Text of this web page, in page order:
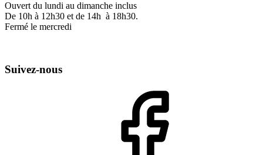
Ouvert du lundi au dimanche inclus
De 10h à 12h30 et de 14h à 18h30.
Fermé le mercredi
Suivez-nous